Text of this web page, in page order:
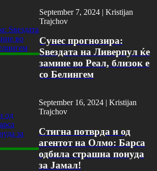
September 7, 2024 | Kristijan
Trajchov
Сунес прогнозира:
Ѕвездата на Ливерпул ќе
замине во Реал, близок е
со Белингем
September 16, 2024 | Kristijan
Trajchov
Стигна потврда и од
агентот на Олмо: Барса
одбила страшна понуда
за Јамал!